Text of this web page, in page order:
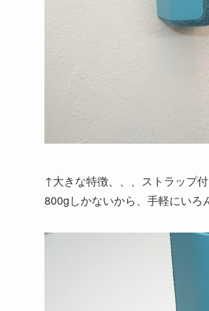
↑大きな特徴、、、ストラップ付
800gしかないから、手軽にいろ